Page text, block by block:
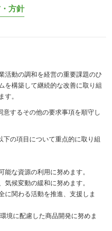
方針
活動の調和を経営の重要課題のひ
を構築して継続的な改善に取り組
す。
するその他の要求事項を順守し
の項目について重点的に取り組
な資源の利用に努めます。
候変動の緩和に努めます。
関わる活動を推進、支援しま
に配慮した商品開発に努めま